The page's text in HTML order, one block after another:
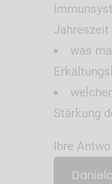
was
Stärkung
Ihre